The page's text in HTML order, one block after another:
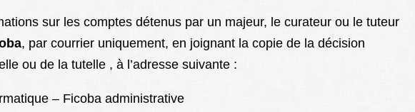
sur les comptes détenus par un majeur, le curateur ou le tuteur
, par courrier uniquement, en joignant la copie de la décision
ou de la tutelle , à l’adresse suivante :
– Ficoba administrative